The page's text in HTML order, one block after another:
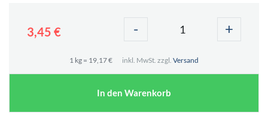
3,45 € - +
1 kg = 19,17 € inkl. MwSt. zzgl. Versand
In den Warenkorb